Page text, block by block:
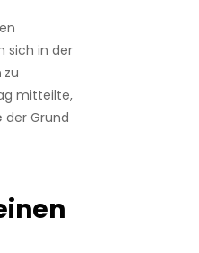
sich in der
zu
mitteilte,
der Grund